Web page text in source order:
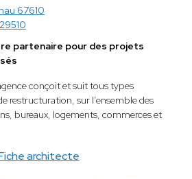
architecte
67610
partenaire pour des projets
conçoit et suit tous types
restructuration, sur l’ensemble des
bureaux, logements, commerces et